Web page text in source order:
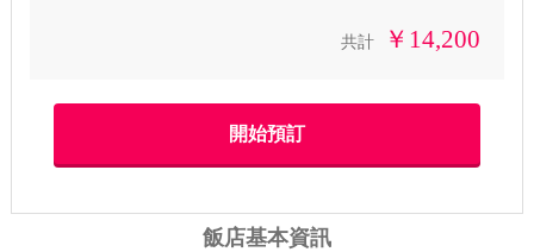
共計 ￥14,200
飯店基本資訊